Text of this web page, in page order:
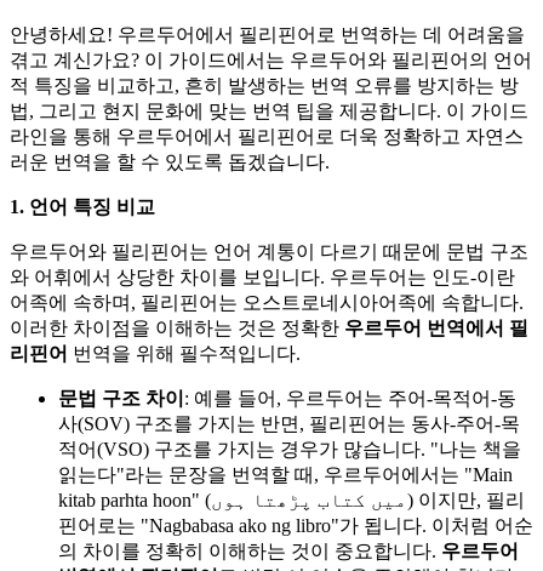
안녕하세요! 우르두어에서 필리핀어로 번역하는 데 어려움을
겪고 계신가요? 이 가이드에서는 우르두어와 필리핀어의 언어
적 특징을 비교하고, 흔히 발생하는 번역 오류를 방지하는 방
법, 그리고 현지 문화에 맞는 번역 팁을 제공합니다. 이 가이드
라인을 통해 우르두어에서 필리핀어로 더욱 정확하고 자연스
러운 번역을 할 수 있도록 돕겠습니다.
1. 언어 특징 비교
우르두어와 필리핀어는 언어 계통이 다르기 때문에 문법 구조
와 어휘에서 상당한 차이를 보입니다. 우르두어는 인도-이란
어족에 속하며, 필리핀어는 오스트로네시아어족에 속합니다.
이러한 차이점을 이해하는 것은 정확한 우르두어 번역에서 필
리핀어 번역을 위해 필수적입니다.
문법 구조 차이 : 예를 들어, 우르두어는 주어-목적어-동
사(SOV) 구조를 가지는 반면, 필리핀어는 동사-주어-목
적어(VSO) 구조를 가지는 경우가 많습니다. "나는 책을
읽는다"라는 문장을 번역할 때, 우르두어에서는 "Main
kitab parhta hoon" (میں کتاب پڑھتا ہوں) 이지만, 필리
핀어로는 "Nagbabasa ako ng libro"가 됩니다. 이처럼 어순
의 차이를 정확히 이해하는 것이 중요합니다. 우르두어